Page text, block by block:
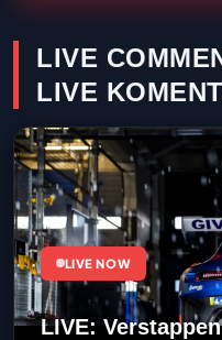
LIVE
LIVE
LIVE NOW
LIVE: